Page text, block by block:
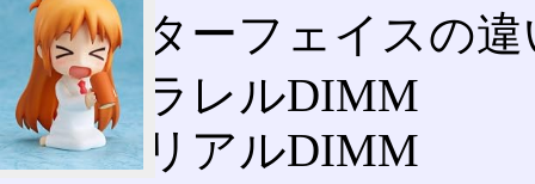
インターフェイスの違
パラレルDIMM
シリアルDIMM